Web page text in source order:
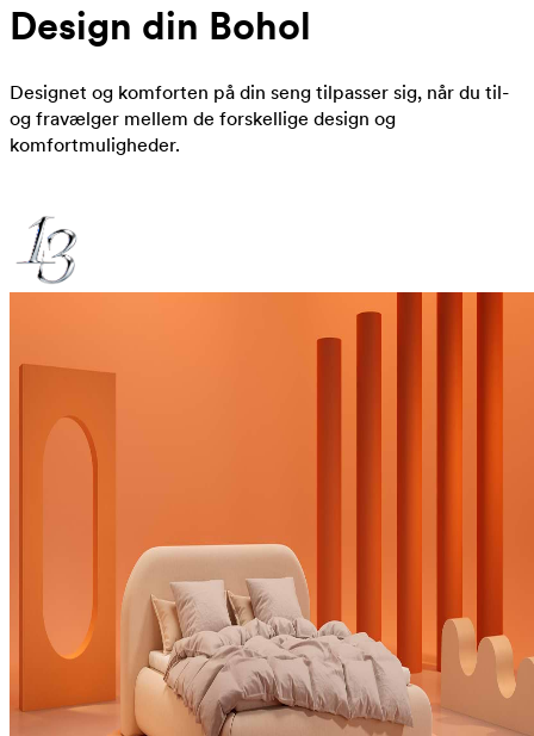
Design din Bohol
Designet og komforten på din seng tilpasser sig, når du til-
og fravælger mellem de forskellige design og
komfortmuligheder.